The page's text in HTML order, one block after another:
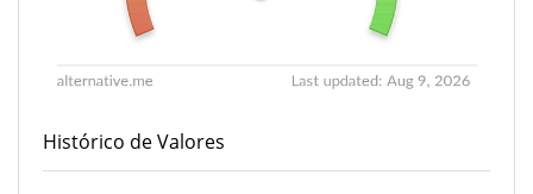
Histórico de Valores